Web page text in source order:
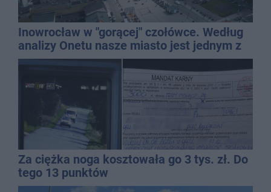
Inowrocław w "gorącej" czołówce. Według
analizy Onetu nasze miasto jest jednym z
najbardziej narażonych na upały
Za ciężka noga kosztowała go 3 tys. zł. Do
tego 13 punktów